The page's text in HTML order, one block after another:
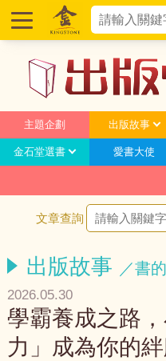
主題企劃 出版故事
金石堂選書 愛書大使
文章查詢
出版故事 ／書
2026.05.30
學霸養成之路
力」成為你的